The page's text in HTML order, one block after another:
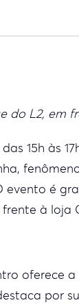
do L2, em
15h às
evento é
à loja
oferece
por